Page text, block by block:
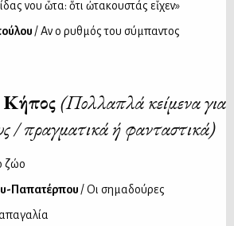
ὄνου ὦτα: ὅτι ὠτακουστάς εἶχεν»
/ Αν ο ρυθμός του σύμπαντος
Κήπος(Πολλαπλά κείμενα για
/ πραγματικά ή φανταστικά)
ζώο
Παπατέρπου / Οι σημαδούρες